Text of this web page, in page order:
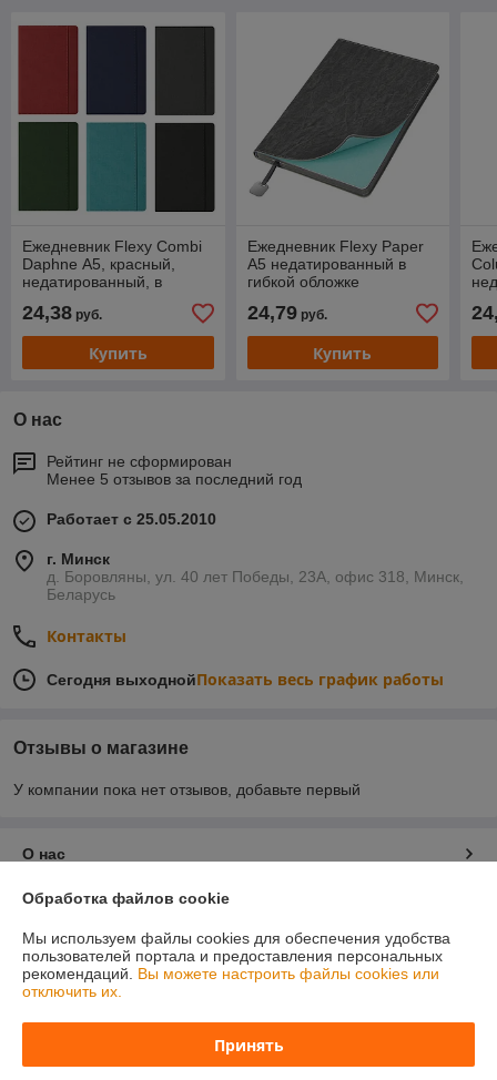
Ежедневник Flexy Combi
Daphne А5, красный,
недатированный, в
24,38 руб.
Купить
Ежедневник Flexy Paper
А5 недатированный в
гибкой обложке
24,79руб.
Купить
О нас
Рейтинг не сформирован
Менее 5 отзывов за последний год
Работает с 25.05.2010
г. Минск
д. Боровляны, ул. 40 лет Победы, 23А, офис 318, Минск,
Беларусь
Контакты
Сегодня выходнойПоказать весь график работы
Отзывы о магазине
У компании пока нет отзывов, добавьте первый
О нас
Контакты
Доставка и оплата
Полная версия сайта
Обработка файлов cookie
Мы используем файлы cookies для обеспечения удобства
пользователей портала и предоставления персональных
рекомендаций. Вы можете настроить файлы cookies или
отключить их.
Принять